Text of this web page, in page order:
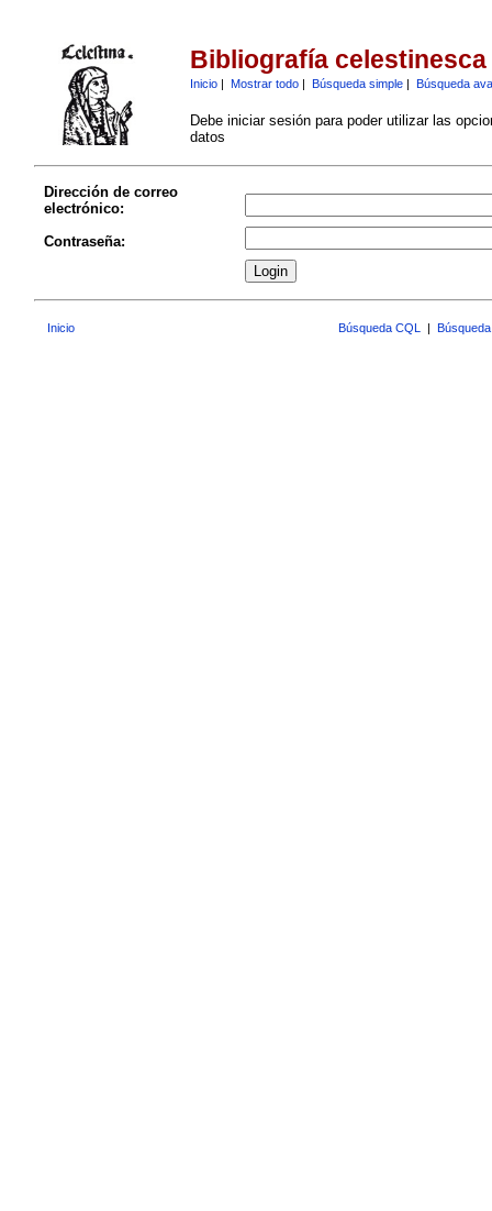
Bibliografía celestinesca
Inicio| Mostrar todo| Búsqueda simple| Búsqueda
Debe iniciar sesión para poder utilizar las
datos
Dirección de correo
electrónico:
Contraseña:
Inicio Búsqueda CQL |